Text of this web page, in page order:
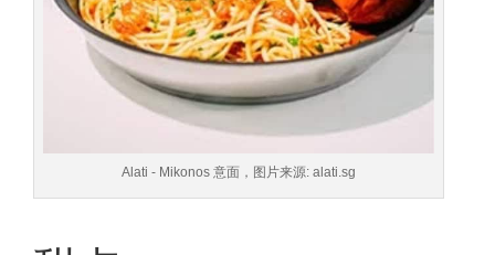
Alati - Mikonos 意面，图片来源: alati.sg